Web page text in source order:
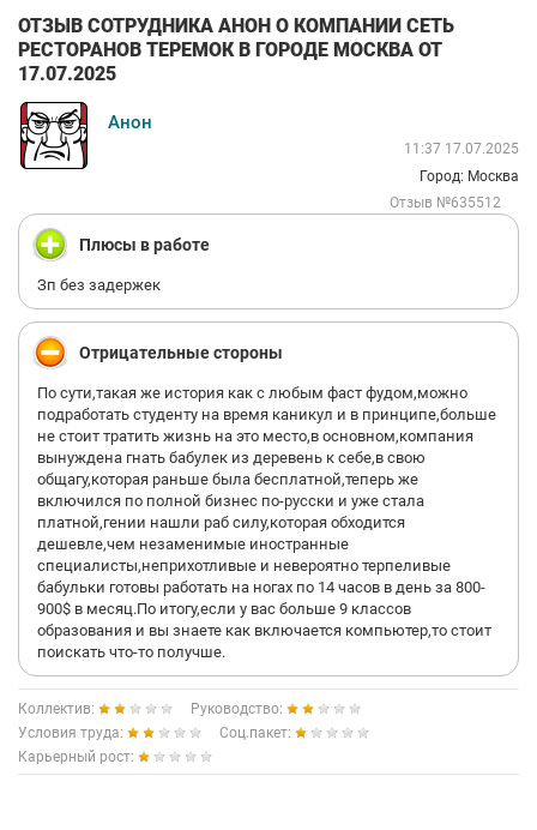
ОТЗЫВ СОТРУДНИКА АНОН О КОМПАНИИ СЕТЬ
РЕСТОРАНОВ ТЕРЕМОК В ГОРОДЕ МОСКВА ОТ
17.07.2025
Анон
11:37 17.07.2025
Город: Москва
Отзыв №635512
Плюсы в работе
Зп без задержек
Отрицательные стороны
По сути,такая же история как с любым фаст фудом,можно
подработать студенту на время каникул и в принципе,больше
не стоит тратить жизнь на это место,в основном,компания
вынуждена гнать бабулек из деревень к себе,в свою
общагу,которая раньше была бесплатной,теперь же
включился по полной бизнес по-русски и уже стала
платной,гении нашли раб силу,которая обходится
дешевле,чем незаменимые иностранные
специалисты,неприхотливые и невероятно терпеливые
бабульки готовы работать на ногах по 14 часов в день за 800-
900$ в месяц.По итогу,если у вас больше 9 классов
образования и вы знаете как включается компьютер,то стоит
поискать что-то получше.
Коллектив:
Руководство:
Условия труда:
Соц.пакет:
Карьерный рост: